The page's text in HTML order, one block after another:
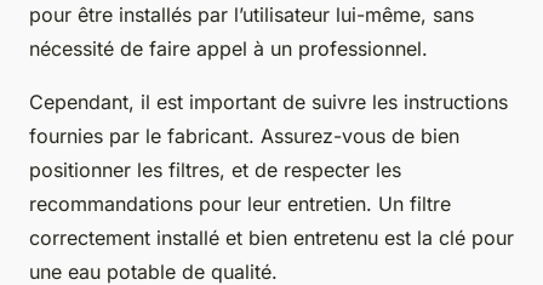
pour être installés par l’utilisateur lui-même, sans
nécessité de faire appel à un professionnel.
Cependant, il est important de suivre les instructions
fournies par le fabricant. Assurez-vous de bien
positionner les filtres, et de respecter les
recommandations pour leur entretien. Un filtre
correctement installé et bien entretenu est la clé pour
une eau potable de qualité.